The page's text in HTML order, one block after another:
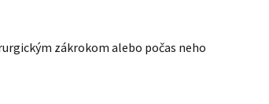
zákrokom alebo počas neho